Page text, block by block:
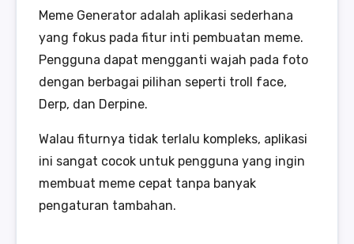
Meme Generator adalah aplikasi sederhana
yang fokus pada fitur inti pembuatan meme.
Pengguna dapat mengganti wajah pada foto
dengan berbagai pilihan seperti troll face,
Derp, dan Derpine.
Walau fiturnya tidak terlalu kompleks, aplikasi
ini sangat cocok untuk pengguna yang ingin
membuat meme cepat tanpa banyak
pengaturan tambahan.